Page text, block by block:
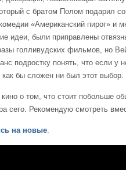
с братом Полом подарил
«Американский пирог» и
идеи, были приправлены
голливудских фильмов, но
понять, что если у
бы сложен ни был этот выбор.
о том, что стоит побольше
сего. Рекомендую смотреть
на новые.